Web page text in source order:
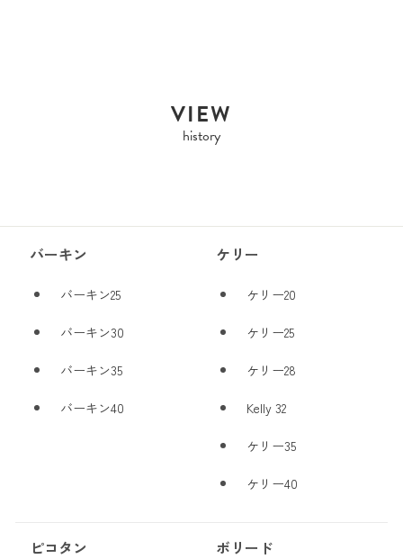
VIEW
history
バーキン
バーキン25
バーキン30
バーキン35
バーキン40
ケリー
ケリー20
ケリー25
ケリー28
Kelly 32
ケリー35
ケリー40
ピコタン ボリード